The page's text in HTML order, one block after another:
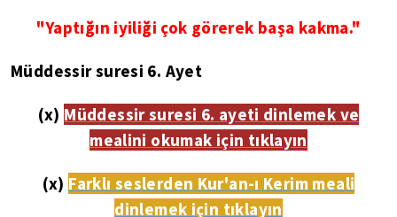
"Yaptığın iyiliği çok görerek başa kakma."
Müddessir suresi 6. Ayet
(x) Müddessir suresi 6. ayeti dinlemek ve
mealini okumak için tıklayın
(x) Farklı seslerden Kur'an-ı Kerim meali
dinlemek için tıklayın